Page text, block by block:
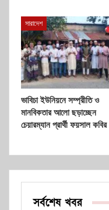
সারাদেশ
ভাবিচা ইউনিয়নে সম্প্রীতি ও
মানবিকতার আলো ছড়াচ্ছেন
চেয়ারম্যান প্রার্থী ফয়সাল কবির
সর্বশেষ খবর